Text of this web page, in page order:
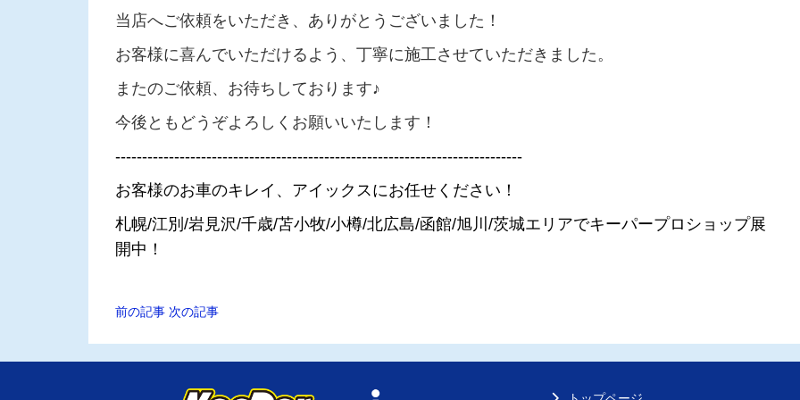
当店へご依頼をいただき、ありがとうございました！
お客様に喜んでいただけるよう、丁寧に施工させていただきました。
またのご依頼、お待ちしております♪
今後ともどうぞよろしくお願いいたします！
----------------------------------------------------------------------------
お客様のお車のキレイ、アイックスにお任せください！
札幌/江別/岩見沢/千歳/苫小牧/小樽/北広島/函館/旭川/茨城エリアでキーパープロショップ展
開中！
前の記事 次の記事